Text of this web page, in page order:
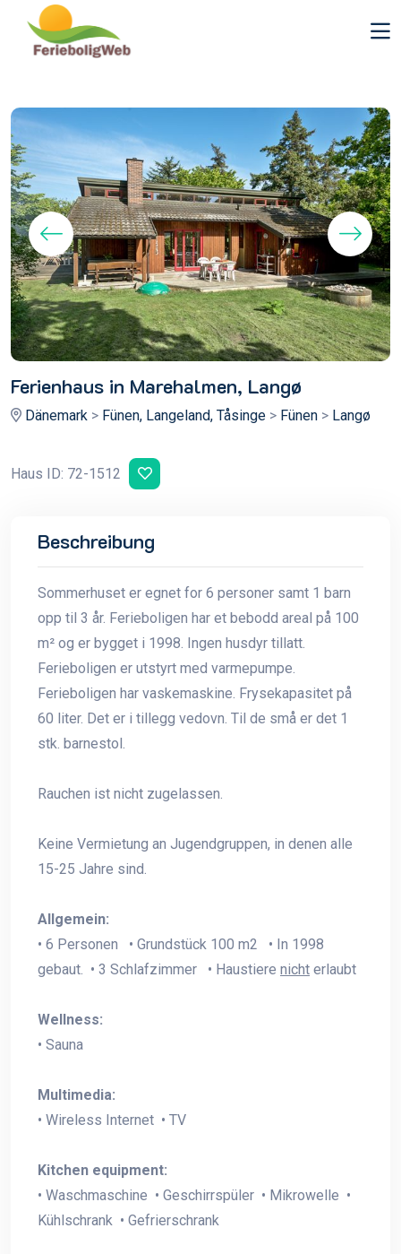
Ferienhaus in Marehalmen, Langø
Dänemark > Fünen, Langeland, Tåsinge > Fünen > Langø
Haus ID: 72-1512
Beschreibung
Sommerhuset er egnet for 6 personer samt 1 barn
opp til 3 år. Ferieboligen har et bebodd areal på 100
m² og er bygget i 1998. Ingen husdyr tillatt.
Ferieboligen er utstyrt med varmepumpe.
Ferieboligen har vaskemaskine. Frysekapasitet på
60 liter. Det er i tillegg vedovn. Til de små er det 1
stk. barnestol.
Rauchen ist nicht zugelassen.
Keine Vermietung an Jugendgruppen, in denen alle
15-25 Jahre sind.
Allgemein:
• 6 Personen • Grundstück 100 m2 • In 1998
gebaut. • 3 Schlafzimmer • Haustiere nicht erlaubt
Wellness:
• Sauna
Multimedia:
• Wireless Internet • TV
Kitchen equipment:
• Waschmaschine • Geschirrspüler • Mikrowelle •
Kühlschrank • Gefrierschrank